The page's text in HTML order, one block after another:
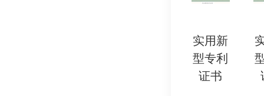
激光干涉仪(动态位移误
减速器型号与基本参数(
检测数据(传动误差曲线
结论与建议(是否达标、
实用新
型专利
证书